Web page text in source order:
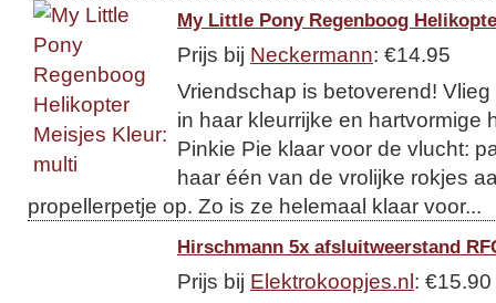
My Little Pony Regenboog
Prijs bij Neckermann: €14.95
Vriendschap is betoverend!
in haar kleurrijke en hartvormige
Pinkie Pie klaar voor de vlucht:
haar één van de vrolijke rokjes
propellerpetje op. Zo is ze helemaal klaar voor...
Hirschmann 5x afsluitweerstand
Prijs bij Elektrokoopjes.nl: €15.90